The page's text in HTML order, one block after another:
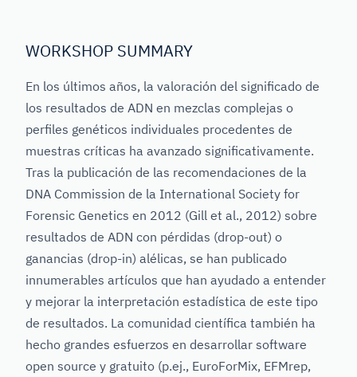
WORKSHOP SUMMARY
En los últimos años, la valoración del significado de
los resultados de ADN en mezclas complejas o
perfiles genéticos individuales procedentes de
muestras críticas ha avanzado significativamente.
Tras la publicación de las recomendaciones de la
DNA Commission de la International Society for
Forensic Genetics en 2012 (Gill et al., 2012) sobre
resultados de ADN con pérdidas (drop-out) o
ganancias (drop-in) alélicas, se han publicado
innumerables artículos que han ayudado a entender
y mejorar la interpretación estadística de este tipo
de resultados. La comunidad científica también ha
hecho grandes esfuerzos en desarrollar software
open source y gratuito (p.ej., EuroForMix, EFMrep,